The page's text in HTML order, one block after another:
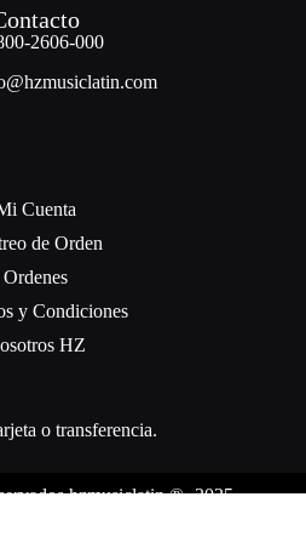
2606-000
Cuenta
de Orden
Ordenes
y Condiciones
HZ
o transferencia.
hzmusiclatin ® -2025.